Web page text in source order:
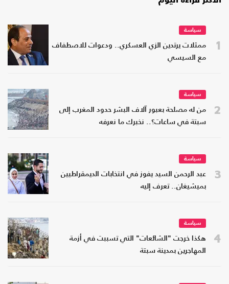
1
سياسة
ممثلات يرتدين الزي العسكري.. ودعوات للاصطفاف
مع السيسي
2
سياسة
من له مصلحة بعبور آلاف البشر حدود المغرب إلى
سبتة في ساعات؟.. نخبرك ما نعرفه
3
سياسة
عبد الرحمن السيد يفوز في انتخابات الديمقراطيين
بميشيغان.. تعرف إليه
4
سياسة
هكذا خرجت "الشائعات" التي تسببت في أزمة
المهاجرين بمدينة سبتة